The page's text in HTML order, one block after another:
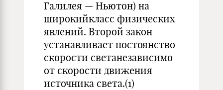
Галилея — Ньютон) на
широкийкласс физических
явлений. Второй закон
устанавливает постоянство
скорости светанезависимо
от скорости движения
источника света.(1)